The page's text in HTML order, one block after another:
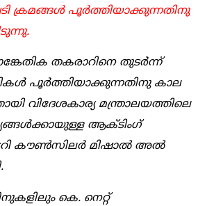
ക്രമങ്ങൾ പൂർത്തിയാക്കുന്നതിനു
തകരാറിനെ തുടർന്ന്
പൂർത്തിയാക്കുന്നതിനു കാല
വിദേശകാര്യ മന്ത്രാലയത്തിലെ
ആക്ടിംഗ്
കൗൺസിലർ മിഷാൽ അൽ
കെ. നെറ്റ്‌